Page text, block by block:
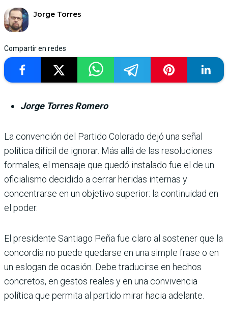
Jorge Torres
Compartir en redes
Jorge Torres Romero
La convención del Partido Colorado dejó una señal
política difícil de ignorar. Más allá de las resoluciones
formales, el mensaje que quedó instalado fue el de un
oficialismo decidido a cerrar heridas internas y
concentrarse en un objetivo superior: la continuidad en
el poder.
El presidente Santiago Peña fue claro al sostener que la
concordia no puede quedarse en una simple frase o en
un eslogan de ocasión. Debe traducirse en hechos
concretos, en gestos reales y en una convivencia
política que permita al partido mirar hacia adelante.